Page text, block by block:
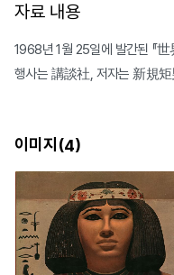
자료 내용
1968년 1월 25일에 발간된 『
행사는 講談社, 저자는 新規矩
이미지(4)